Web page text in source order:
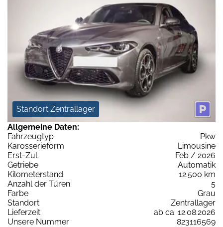
Standort Zentrallager
Allgemeine Daten:
Fahrzeugtyp
Pkw
Karosserieform
Limousine
Erst-Zul.
Feb / 2026
Getriebe
Automatik
Kilometerstand
12.500 km
Anzahl der Türen
5
Farbe
Grau
Standort
Zentrallager
Lieferzeit
ab ca. 12.08.2026
Unsere Nummer
823116569